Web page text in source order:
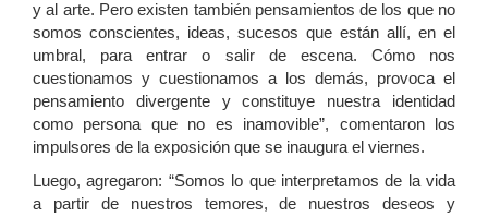
y al arte. Pero existen también pensamientos de los que no
somos conscientes, ideas, sucesos que están allí, en el
umbral, para entrar o salir de escena. Cómo nos
cuestionamos y cuestionamos a los demás, provoca el
pensamiento divergente y constituye nuestra identidad
como persona que no es inamovible”, comentaron los
impulsores de la exposición que se inaugura el viernes.
Luego, agregaron: “Somos lo que interpretamos de la vida
a partir de nuestros temores, de nuestros deseos y